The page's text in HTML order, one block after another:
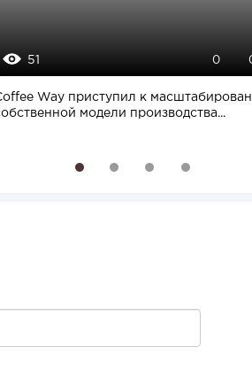
51 0
Way приступил к
модели производства...
1 2 3 4